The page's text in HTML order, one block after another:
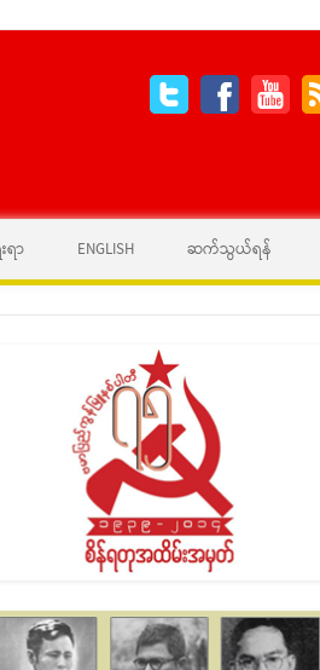
ာ ENGLISH ဆက်သွယ်ရန်